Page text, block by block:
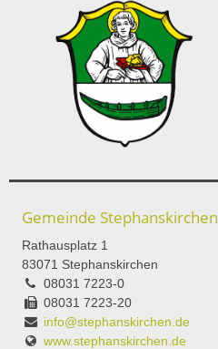
Gemeinde Stephanskirchen
Rathausplatz 1
83071 Stephanskirchen
08031 7223-0
08031 7223-20
info@stephanskirchen.de
www.stephanskirchen.de